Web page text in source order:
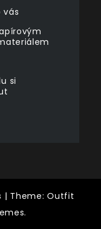
vás
si
| Theme: Outfit